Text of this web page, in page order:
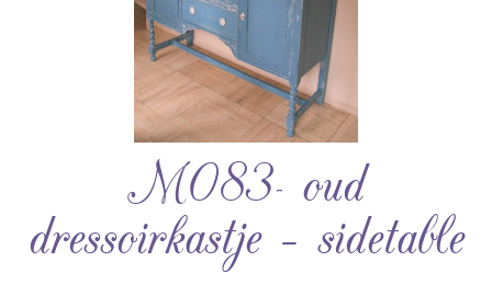
M083- oud
dressoirkastje – sidetable